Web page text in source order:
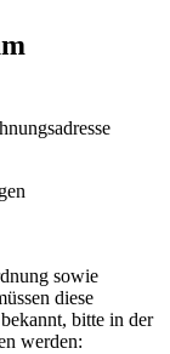
sowie
diese
bitte in der
werden: